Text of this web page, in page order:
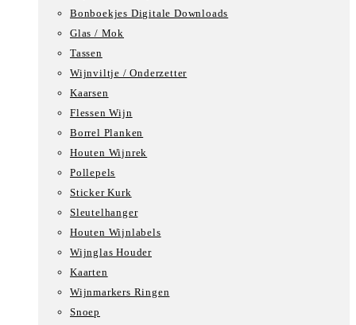
Bonboekjes Digitale Downloads
Glas / Mok
Tassen
Wijnviltje / Onderzetter
Kaarsen
Flessen Wijn
Borrel Planken
Houten Wijnrek
Pollepels
Sticker Kurk
Sleutelhanger
Houten Wijnlabels
Wijnglas Houder
Kaarten
Wijnmarkers Ringen
Snoep